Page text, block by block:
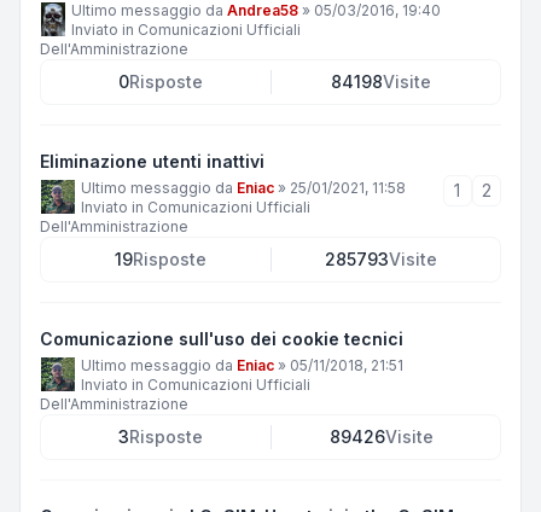
Ultimo messaggio da Andrea58 » 05/03/2016, 19:40
Inviato in Comunicazioni Ufficiali
Dell'Amministrazione
0Risposte 84198Visite
Eliminazione utenti inattivi
Ultimo messaggio da Eniac » 25/01/2021, 11:58
Inviato in Comunicazioni Ufficiali
Dell'Amministrazione
1 2
19Risposte 285793Visite
Comunicazione sull'uso dei cookie tecnici
Ultimo messaggio da Eniac » 05/11/2018, 21:51
Inviato in Comunicazioni Ufficiali
Dell'Amministrazione
3Risposte 89426Visite